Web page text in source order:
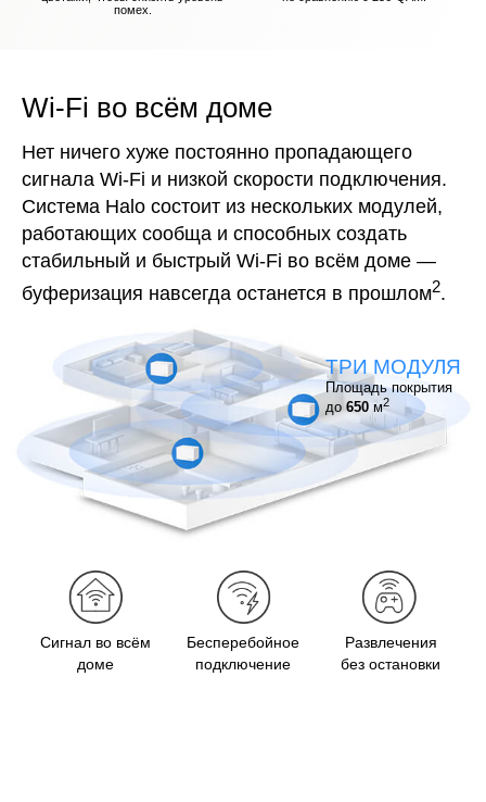
помех.
Wi-Fi во всём доме
Нет ничего хуже постоянно пропадающего
сигнала Wi-Fi и низкой скорости подключения.
Система Halo состоит из нескольких модулей,
работающих сообща и способных создать
стабильный и быстрый Wi-Fi во всём доме —
буферизация навсегда останется в прошлом2.
Сигнал во всём
доме
Бесперебойное
подключение
Развлечения
без остановки
ТРИ МОДУЛЯ
Площадь покрытия
до650 м2